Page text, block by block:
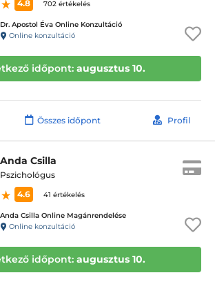
4.8
702 értékelés
Dr. Apostol Éva Online Konzultáció
Online konzultáció
időpont: augusztus 10.
Összes időpont Profil
Anda Csilla
Pszichológus
4.6
41 értékelés
Anda Csilla Online Magánrendelése
Online konzultáció
időpont: augusztus 10.